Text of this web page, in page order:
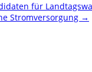
für
Stromversorgung →